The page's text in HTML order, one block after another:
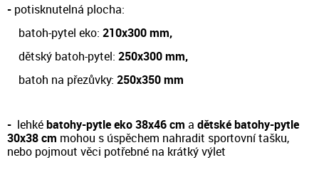
- potisknutelná plocha:
batoh-pytel eko: 210x300 mm,
dětský batoh-pytel: 250x300 mm,
batoh na přezůvky: 250x350 mm
- lehkébatohy-pytle eko 38x46 cm a dětské batohy-pytle
30x38 cm mohou s úspěchem nahradit sportovní tašku,
nebo pojmout věci potřebné na krátký výlet